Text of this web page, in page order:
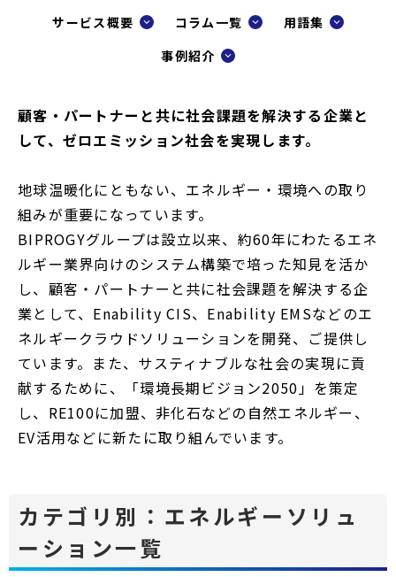
ド
開
く
サービス概要
コラム一覧
用語集
事例紹介
顧客・パートナーと共に社会課題を解決する企業と
して、ゼロエミッション社会を実現します。
地球温暖化にともない、エネルギー・環境への取り
組みが重要になっています。
BIPROGYグループは設立以来、約60年にわたるエネ
ルギー業界向けのシステム構築で培った知見を活か
し、顧客・パートナーと共に社会課題を解決する企
業として、Enability CIS、Enability EMSなどのエ
ネルギークラウドソリューションを開発、ご提供し
ています。また、サスティナブルな社会の実現に貢
献するために、「環境長期ビジョン2050」を策定
し、RE100に加盟、非化石などの自然エネルギー、
EV活用などに新たに取り組んでいます。
カテゴリ別：エネルギーソリュ
ーション一覧